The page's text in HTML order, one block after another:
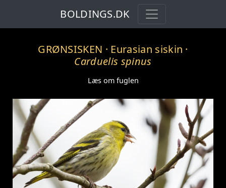
BOLDINGS.DK
GRØNSISKEN · Eurasian siskin ·
Carduelis spinus
Læs om fuglen